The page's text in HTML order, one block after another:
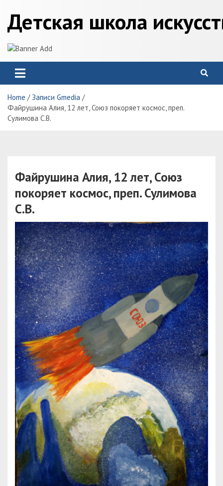
content
Детская школа
Home
Записи Gmedia
Файрушина Алия, 12 лет, Союз покоряет космос, преп.
Сулимова С.В.
Файрушина Алия, 12 лет, Союз
покоряет космос, преп. Сулимова
С.В.